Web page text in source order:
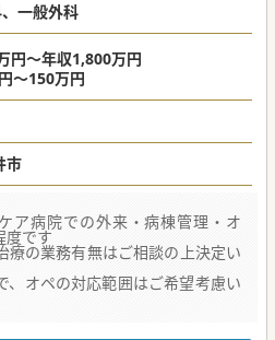
一般外科
円～年収1,800万円
～150万円
井市
ア病院での外来・病棟管理・オ
度です
の業務有無はご相談の上決定い
オペの対応範囲はご希望考慮い
福利厚生制度も完備しておりま